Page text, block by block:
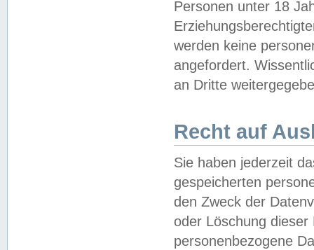
Personen unter 18
werden keine
angefordert.
an Dritte
Recht auf
Sie haben jederzeit
gespeicherten
den Zweck der
oder Löschung
personenbezogene